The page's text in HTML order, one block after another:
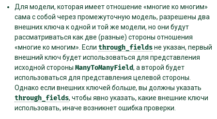
Для модели, которая имеет отношение «многие ко многим»
сама с собой через промежуточную модель, разрешены два
внешних ключа к одной и той же модели, но они будут
рассматриваться как две (разные) стороны отношения
«многие ко многим». Если through_fieldsне указан, первый
внешний ключ будет использоваться для представления
исходной стороны ManyToManyField, а второй будет
использоваться для представления целевой стороны.
Однако если внешних ключей больше, вы должны указать
through_fields, чтобы явно указать, какие внешние ключи
использовать, иначе возникнет ошибка проверки.